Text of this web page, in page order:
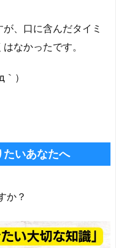
、口に含んだタイミ
なかったです。
）ゞ
たいあなたへ
か？